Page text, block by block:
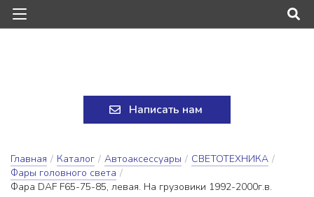
Написать нам
Главная / Каталог / Автоаксессуары / СВЕТОТЕХНИКА /
Фары головного света /
Фара DAF F65-75-85, левая. На грузовики 1992-2000г.в.